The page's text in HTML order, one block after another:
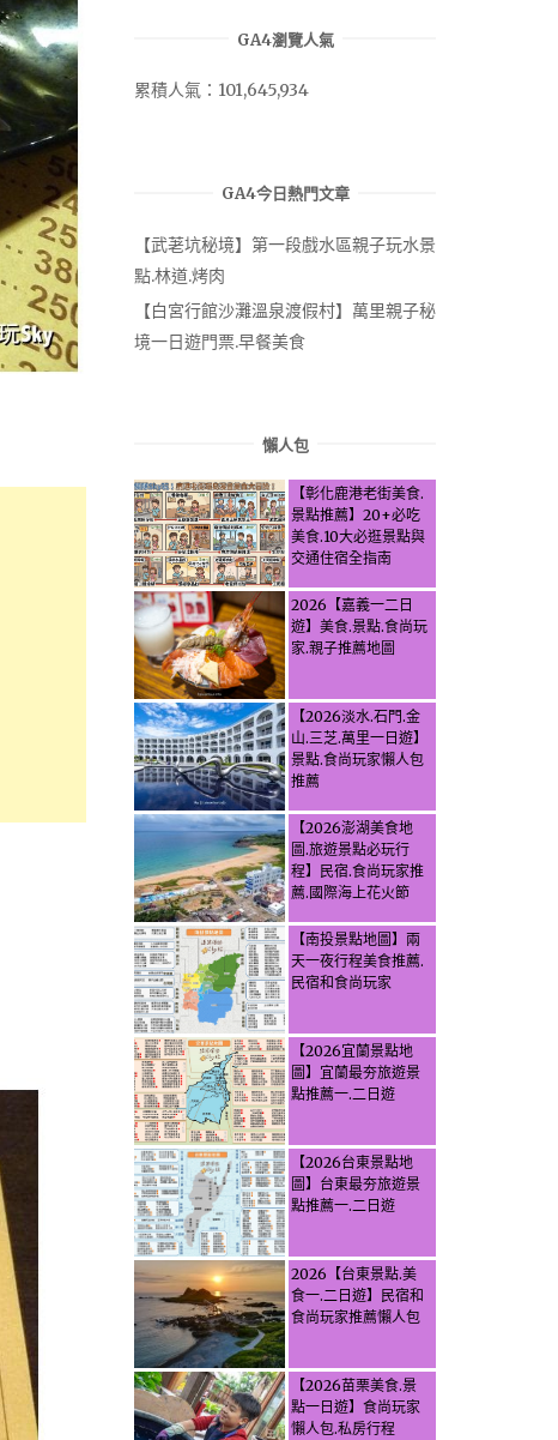
GA4瀏覽人氣
累積人氣：101,645,934
GA4今日熱門文章
【武荖坑秘境】第一段戲水區親子玩水景
點.林道.烤肉
【白宮行館沙灘溫泉渡假村】萬里親子秘
境一日遊門票.早餐美食
懶人包
【彰化鹿港老街美食.
景點推薦】20+必吃
美食.10大必逛景點與
交通住宿全指南
2026【嘉義一二日
遊】美食.景點.食尚玩
家.親子推薦地圖
【2026淡水.石門.金
山.三芝.萬里一日遊】
景點.食尚玩家懶人包
推薦
【2026澎湖美食地
圖.旅遊景點必玩行
程】民宿.食尚玩家推
薦.國際海上花火節
【南投景點地圖】兩
天一夜行程美食推薦.
民宿和食尚玩家
【2026宜蘭景點地
圖】宜蘭最夯旅遊景
點推薦一.二日遊
【2026台東景點地
圖】台東最夯旅遊景
點推薦一.二日遊
2026【台東景點.美
食一.二日遊】民宿和
食尚玩家推薦懶人包
【2026苗栗美食.景
點一日遊】食尚玩家
懶人包.私房行程